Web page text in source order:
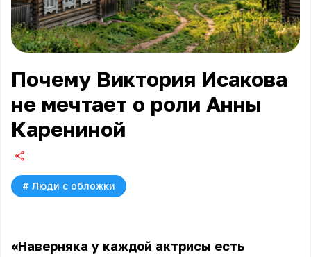
Почему Виктория Исакова
не мечтает о роли Анны
Карениной
# Люди с обложки
«Наверняка у каждой актрисы есть